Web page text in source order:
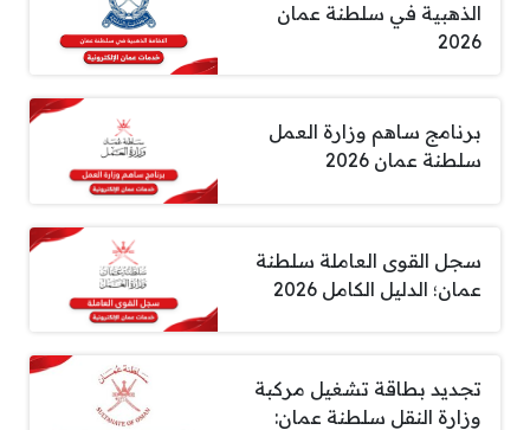
الذهبية في سلطنة عمان
2026
برنامج ساهم وزارة العمل
سلطنة عمان 2026
سجل القوى العاملة سلطنة
عمان؛ الدليل الكامل 2026
تجديد بطاقة تشغيل مركبة
وزارة النقل سلطنة عمان: